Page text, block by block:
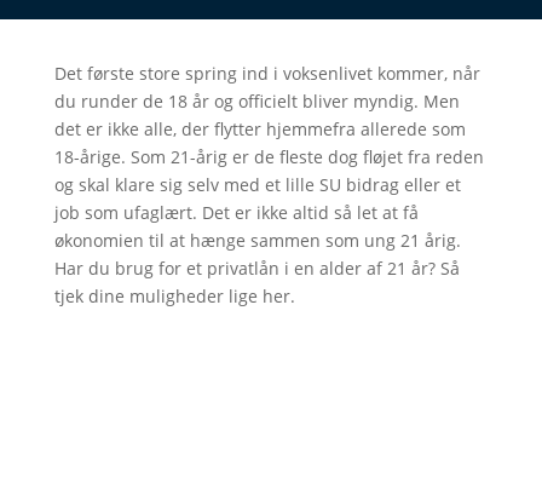
Det første store spring ind i voksenlivet kommer, når
du runder de 18 år og officielt bliver myndig. Men
det er ikke alle, der flytter hjemmefra allerede som
18-årige. Som 21-årig er de fleste dog fløjet fra reden
og skal klare sig selv med et lille SU bidrag eller et
job som ufaglært. Det er ikke altid så let at få
økonomien til at hænge sammen som ung 21 årig.
Har du brug for et privatlån i en alder af 21 år? Så
tjek dine muligheder lige her.